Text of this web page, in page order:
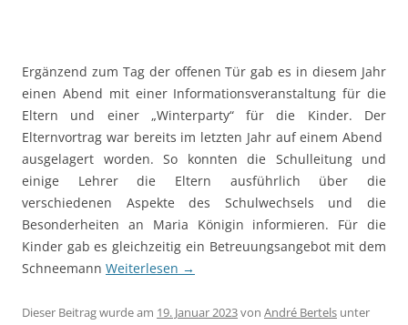
Ergänzend zum Tag der offenen Tür gab es in diesem Jahr
einen Abend mit einer Informationsveranstaltung für die
Eltern und einer „Winterparty“ für die Kinder. Der
Elternvortrag war bereits im letzten Jahr auf einem Abend
ausgelagert worden. So konnten die Schulleitung und
einige Lehrer die Eltern ausführlich über die
verschiedenen Aspekte des Schulwechsels und die
Besonderheiten an Maria Königin informieren. Für die
Kinder gab es gleichzeitig ein Betreuungsangebot mit dem
Schneemann Weiterlesen →
Dieser Beitrag wurde am 19. Januar 2023von André Bertels unter